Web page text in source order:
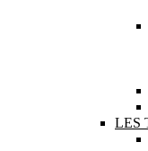
LES